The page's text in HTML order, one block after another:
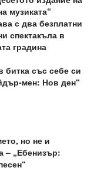
музиката“
с два безплатни
спектакъла в
градина
битка със себе си
мен: Нов ден“
но не и
– „Ебенизър: